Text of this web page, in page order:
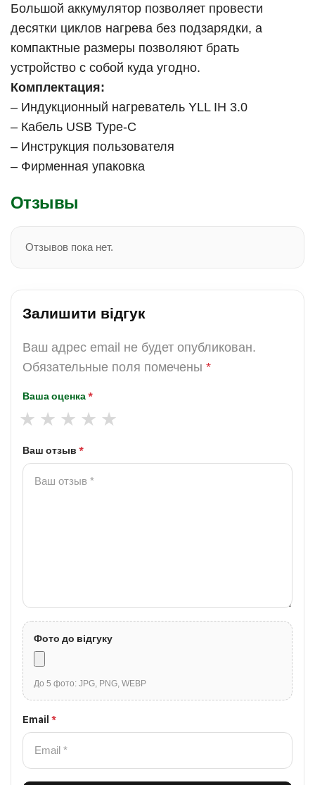
Большой аккумулятор позволяет провести
десятки циклов нагрева без подзарядки, а
компактные размеры позволяют брать
устройство с собой куда угодно.
Комплектация:
– Индукционный нагреватель YLL IH 3.0
– Кабель USB Type-C
– Инструкция пользователя
– Фирменная упаковка
Отзывы
Отзывов пока нет.
Залишити відгук
Ваш адрес email не будет опубликован.
Обязательные поля помечены *
Ваша оценка*
Ваш отзыв *
Фото до відгуку
До 5 фото: JPG, PNG, WEBP
Email *